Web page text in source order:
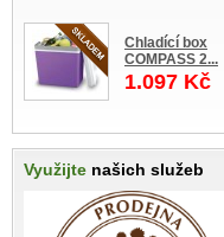
Chladící box
COMPASS 2...
1.097 Kč
Využijte našich služeb